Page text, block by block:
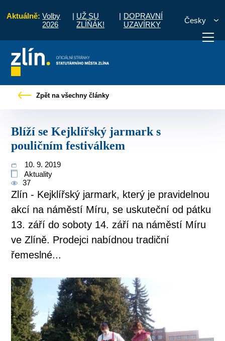
Aktuálně: Volby
2026
| UŽ SU
ZLÍŇÁK!
| DOPRAVNÍ
UZAVÍRKY
Česky
vyřídit Potřebuji zaplatit
Zpět na všechny články
Blíží se Kejklířský jarmark s
pouličním festiválkem
10. 9. 2019
Aktuality
37
Zlín - Kejklířský jarmark, který je pravidelnou
akcí na náměstí Míru, se uskuteční od pátku
13. září do soboty 14. září na náměstí Míru
ve Zlíně. Prodejci nabídnou tradiční
řemeslné...